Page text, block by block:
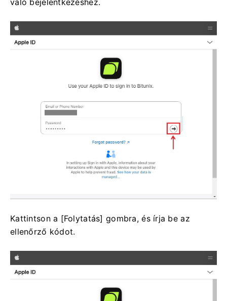
Kattintson a [Folytatás] gombra, és írja be az
ellenőrző kódot.